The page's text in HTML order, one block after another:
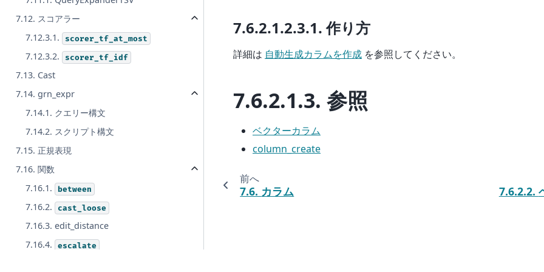
7.12. スコアラー
7.12.3.1.
scorer_tf_at_most
7.12.3.2. scorer_tf_idf
7.13. Cast
7.14. grn_expr
7.14.1. クエリー構文
7.14.2. スクリプト構文
7.15. 正規表現
7.16. 関数
7.16.1.
between
7.16.2. cast_loose
7.16.3. edit_distance
7.16.4.
escalate
7.6.2.1.2.3.1.作り方
詳細は 自動生成カラムを作成 を参照してください。
7.6.2.1.3. 参照
ベクターカラム
column_create
前へ
7.6. カラム 7.6.2.2.